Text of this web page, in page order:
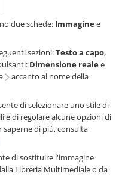
due schede: Immaginee
sezioni:Testo a capo,
Dimensione realee
accanto al nome della
di selezionare uno stile di
e di regolare alcune opzioni di
di più, consulta
di sostituire l'immagine
Libreria Multimediale o da